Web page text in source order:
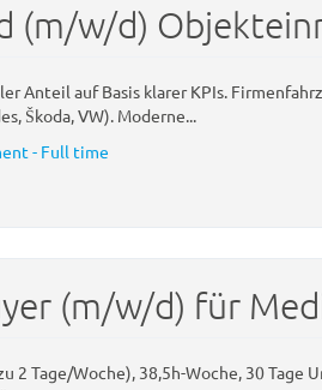
(m/w/d)
Anteil auf Basis klarer KPIs.
Škoda, VW). Moderne...
- Full time
(m/w/d) für
Tage/Woche), 38,5h-Woche, 30 Tage